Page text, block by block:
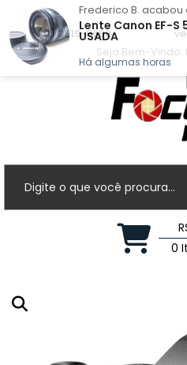
(11) 3819-8688
Seja Bem-
0
Frederico B. acabou
Lente Canon EF-
USADA
Há algumas horas